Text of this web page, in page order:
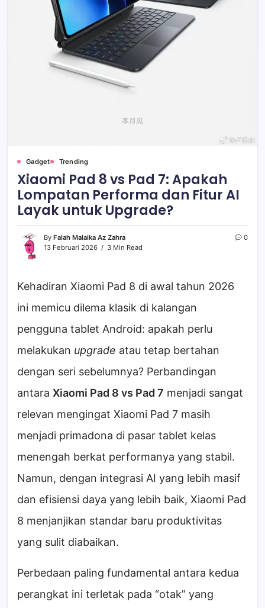
Gadget Trending
Xiaomi Pad 8 vs Pad 7: Apakah
Lompatan Performa dan Fitur AI
Layak untuk Upgrade?
By Falah Malaika Az Zahra
13 Februari 2026
3 Min Read
0
Kehadiran Xiaomi Pad 8 di awal tahun 2026
ini memicu dilema klasik di kalangan
pengguna tablet Android: apakah perlu
melakukan upgrade atau tetap bertahan
dengan seri sebelumnya? Perbandingan
antara Xiaomi Pad 8 vs Pad 7 menjadi sangat
relevan mengingat Xiaomi Pad 7 masih
menjadi primadona di pasar tablet kelas
menengah berkat performanya yang stabil.
Namun, dengan integrasi AI yang lebih masif
dan efisiensi daya yang lebih baik, Xiaomi Pad
8 menjanjikan standar baru produktivitas
yang sulit diabaikan.
Perbedaan paling fundamental antara kedua
perangkat ini terletak pada “otak” yang